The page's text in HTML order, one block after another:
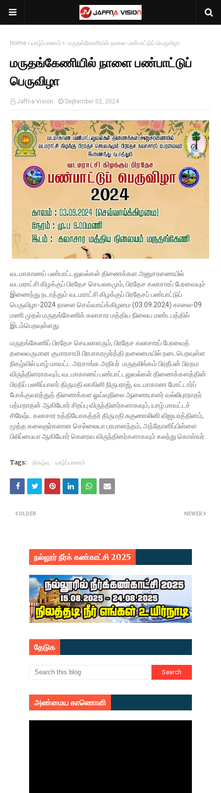
Home யாழ்ப்பாணம் மருதங்கேணியில் நாளை பண்பாட்டுப் பெருவிழா
மருதங்கேணியில் நாளை பண்பாட்டுப்
பெருவிழா
Jaffna Vision September 02, 2024
வடமாகாணப் பண்பாட்டலுவல்கள் திணைக்கள அனுசரணையில்
வடமராட்சி கிழக்குப் பிரதேச செயலகமும், பிரதேச கலாசாரப் பேரவையும்
இணைந்து நடாத்தும் வடமராட்சி கிழக்குப் பிரதேசப் பண்பாட்டுப்
பெருவிழா-2024 நாளை செவ்வாய்க்கிழமை (03.09.2024) காலை-09
மணி முதல் மருதங்கேணிக் கலாசார மத்திய நிலைய மண்டபத்தில்
இடம்பெறவுள்ளது.
மருதங்கேணிப் பிரதேச செயலாளரும், பிரதேச கலாசாரப் பேரவைத்
தலைவருமான குமாரசாமி பிரபாகரமூர்த்தி தலைமையில் நடைபெறவுள்ள
நிகழ்வில் யாழ்.மாவட்ட அரசாங்க அதிபர் மருதலிங்கம் பிரதீபன் பிரதம
விருந்தினராகவும், வடமாகாணப் பண்பாட்டலுவல்கள் திணைக்களத்தின்
பிரதிப் பணிப்பாளர் திருமதி.லாகினி நிருபராஜ், வடமாகாண மோட்டார்ப்
போக்குவரத்துத் திணைக்கள ஓய்வுநிலை ஆணையாளர் வல்லிபுரநாதர்
பத்மநாதன் ஆகியோர் சிறப்பு விருந்தினர்களாகவும், யாழ்.மாவட்டச்
சிரேஷ்ட கலாசார உத்தியோகத்தர் திருமதி.சுகுணாலினி விஜயரத்தினம்,
மூத்த கலைஞர்களான செல்லையா பரமானந்தம், அந்தோனிப்பிள்ளை
பிலிப்பையா ஆகியோர் கெளரவ விருந்தினர்களாகவும் கலந்து கொள்வர்.
Tags: நிகழ்வு யாழ்ப்பாணம்
NEWER
OLDER
நல்லூர் நீர்க் கண்காட்சி 2025
தேடுக
அண்மைய காணொளி